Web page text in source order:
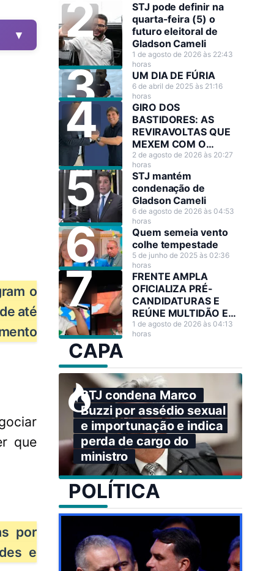
▼
o
até
que
por
e
STJ pode definir na
quarta-feira (5) o
futuro eleitoral de
Gladson Cameli
1 de agosto de 2026 às 22:43
horas
UM DIA DE FÚRIA
6 de abril de 2025 às 21:16
horas
GIRO DOS
BASTIDORES: AS
REVIRAVOLTAS QUE
MEXEM COM O
CENÁRIO POLÍTICO
2 de agosto de 2026 às 20:27
horas
STJ mantém
condenação de
Gladson Cameli
6 de agosto de 2026 às 04:53
horas
Quem semeia vento
colhe tempestade
5 de junho de 2025 às 02:36
horas
FRENTE AMPLA
OFICIALIZA PRÉ-
CANDIDATURAS E
REÚNE MULTIDÃO EM
GRANDE ATO NO
ACRE
1 de agosto de 2026 às 04:13
horas
CAPA
STJ condena Marco
Buzzi por assédio sexual
e importunação e indica
perda de cargo do
ministro
POLÍTICA